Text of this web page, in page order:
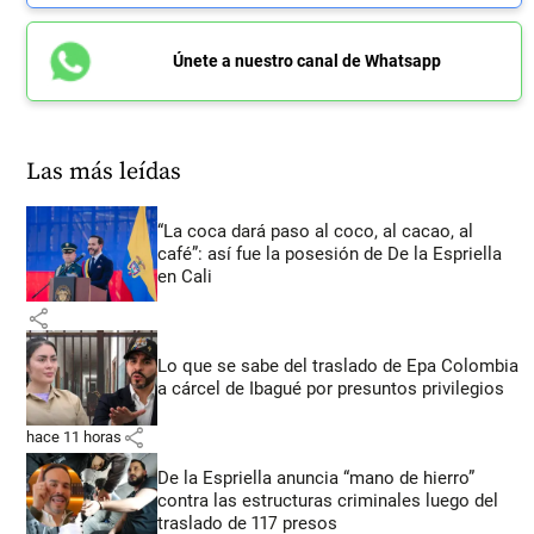
Únete a nuestro canal de Whatsapp
Las más leídas
“La coca dará paso al coco, al cacao, al
café”: así fue la posesión de De la Espriella
en Cali
share
Lo que se sabe del traslado de Epa Colombia
a cárcel de Ibagué por presuntos privilegios
hace 11 horas share
De la Espriella anuncia “mano de hierro”
contra las estructuras criminales luego del
traslado de 117 presos